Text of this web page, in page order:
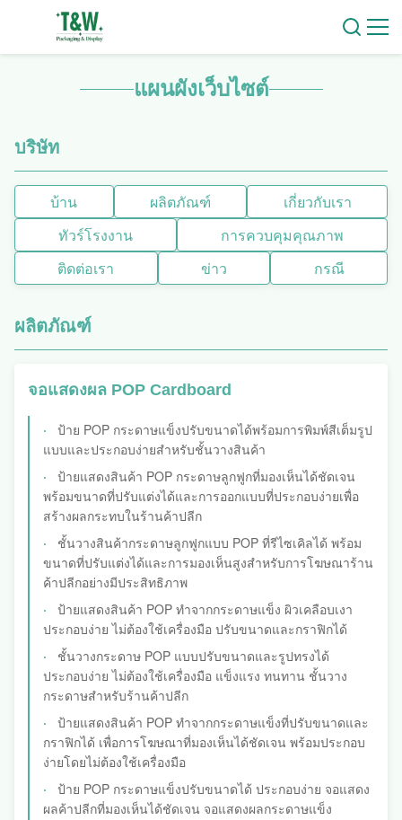
แผนผังเว็บไซต์
บริษัท
บ้าน ผลิตภัณฑ์
เกี่ยวกับเรา
ทัวร์โรงงาน
การควบคุมคุณภาพ
ติดต่อเรา
ข่าว กรณี
ผลิตภัณฑ์
จอแสดงผล POP Cardboard
ป้าย POP กระดาษแข็งปรับขนาดได้พร้อมการพิมพ์สีเต็มรูป
แบบและประกอบง่ายสำหรับชั้นวางสินค้า
ป้ายแสดงสินค้า POP กระดาษลูกฟูกที่มองเห็นได้ชัดเจน
พร้อมขนาดที่ปรับแต่งได้และการออกแบบที่ประกอบง่ายเพื่อ
สร้างผลกระทบในร้านค้าปลีก
ชั้นวางสินค้ากระดาษลูกฟูกแบบ POP ที่รีไซเคิลได้ พร้อม
ขนาดที่ปรับแต่งได้และการมองเห็นสูงสำหรับการโฆษณาร้าน
ค้าปลีกอย่างมีประสิทธิภาพ
ป้ายแสดงสินค้า POP ทำจากกระดาษแข็ง ผิวเคลือบเงา
ประกอบง่าย ไม่ต้องใช้เครื่องมือ ปรับขนาดและกราฟิกได้
ชั้นวางกระดาษ POP แบบปรับขนาดและรูปทรงได้
ประกอบง่าย ไม่ต้องใช้เครื่องมือ แข็งแรง ทนทาน ชั้นวาง
กระดาษสำหรับร้านค้าปลีก
ป้ายแสดงสินค้า POP ทำจากกระดาษแข็งที่ปรับขนาดและ
กราฟิกได้ เพื่อการโฆษณาที่มองเห็นได้ชัดเจน พร้อมประกอบ
ง่ายโดยไม่ต้องใช้เครื่องมือ
ป้าย POP กระดาษแข็งปรับขนาดได้ ประกอบง่าย จอแสดง
ผลค้าปลีกที่มองเห็นได้ชัดเจน จอแสดงผลกระดาษแข็ง